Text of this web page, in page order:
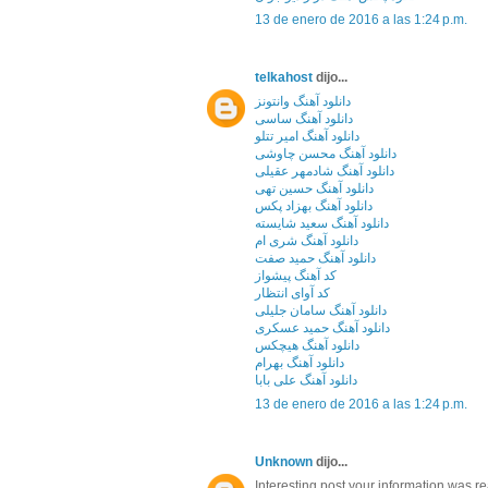
13 de enero de 2016 a las 1:24 p.m.
telkahost dijo...
دانلود آهنگ وانتونز
دانلود آهنگ ساسی
دانلود آهنگ امیر تتلو
دانلود آهنگ محسن چاوشی
دانلود آهنگ شادمهر عقیلی
دانلود آهنگ حسین تهی
دانلود آهنگ بهزاد پکس
دانلود آهنگ سعید شایسته
دانلود آهنگ شری ام
دانلود آهنگ حمید صفت
کد آهنگ پیشواز
کد آوای انتظار
دانلود آهنگ سامان جلیلی
دانلود آهنگ حمید عسکری
دانلود آهنگ هیچکس
دانلود آهنگ بهرام
دانلود آهنگ علی بابا
13 de enero de 2016 a las 1:24 p.m.
Unknown dijo...